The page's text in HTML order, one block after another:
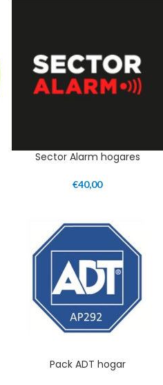
Sector Alarm hogares
€40,00
Pack ADT hogar